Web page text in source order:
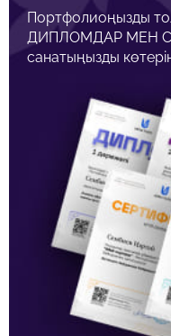
Портфолиоңызды
ДИПЛОМДАР МЕН
санатыңызды